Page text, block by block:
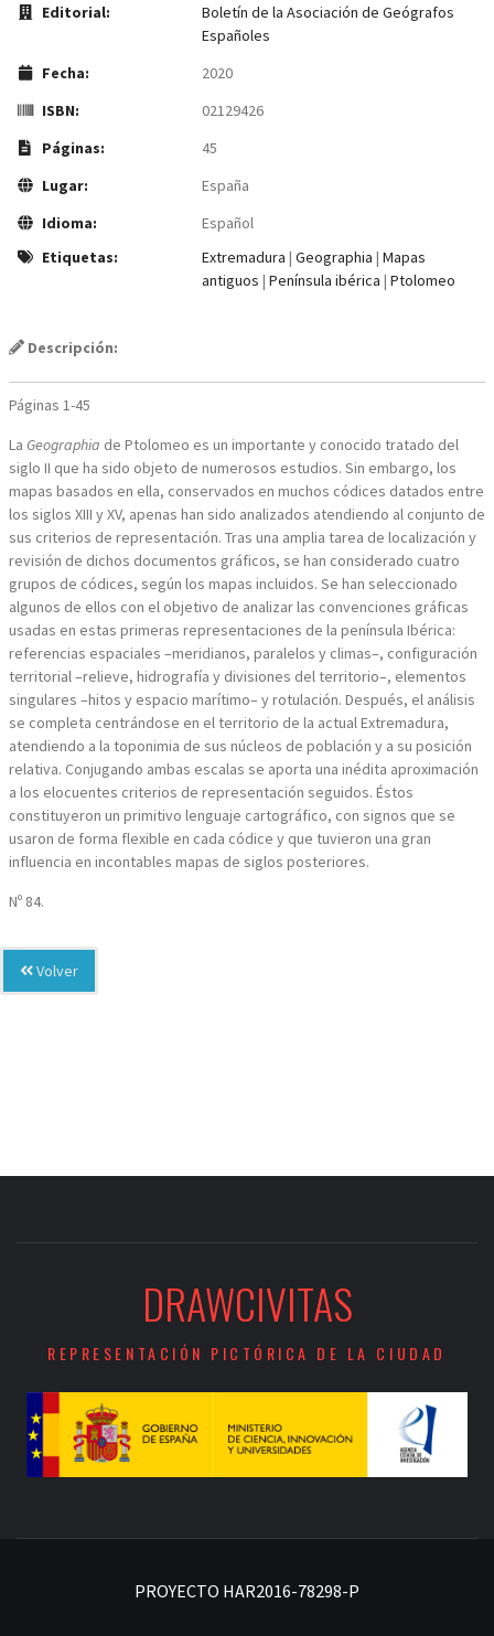
Editorial:
Boletín de la Asociación de Geógrafos
Españoles
Fecha:
2020
ISBN:
02129426
Páginas:
45
Lugar:
España
Idioma:
Español
Etiquetas:
Extremadura | Geographia | Mapas
antiguos | Península ibérica | Ptolomeo
Descripción:
Páginas 1-45
La Geographia de Ptolomeo es un importante y conocido tratado del
siglo II que ha sido objeto de numerosos estudios. Sin embargo, los
mapas basados en ella, conservados en muchos códices datados entre
los siglos XIII y XV, apenas han sido analizados atendiendo al conjunto de
sus criterios de representación. Tras una amplia tarea de localización y
revisión de dichos documentos gráficos, se han considerado cuatro
grupos de códices, según los mapas incluidos. Se han seleccionado
algunos de ellos con el objetivo de analizar las convenciones gráficas
usadas en estas primeras representaciones de la península Ibérica:
referencias espaciales –meridianos, paralelos y climas–, configuración
territorial –relieve, hidrografía y divisiones del territorio–, elementos
singulares –hitos y espacio marítimo– y rotulación. Después, el análisis
se completa centrándose en el territorio de la actual Extremadura,
atendiendo a la toponimia de sus núcleos de población y a su posición
relativa. Conjugando ambas escalas se aporta una inédita aproximación
a los elocuentes criterios de representación seguidos. Éstos
constituyeron un primitivo lenguaje cartográfico, con signos que se
usaron de forma flexible en cada códice y que tuvieron una gran
influencia en incontables mapas de siglos posteriores.
Nº 84.
Volver
DRAWCIVITAS
REPRESENTACIÓN PICTÓRICA DE LA CIUDAD
PROYECTO HAR2016-78298-P